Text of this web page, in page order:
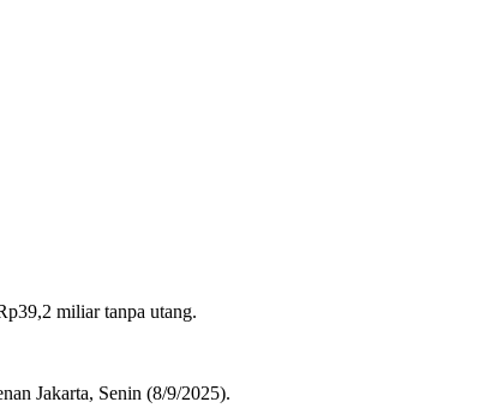
miliar tanpa utang.
Jakarta, Senin (8/9/2025).